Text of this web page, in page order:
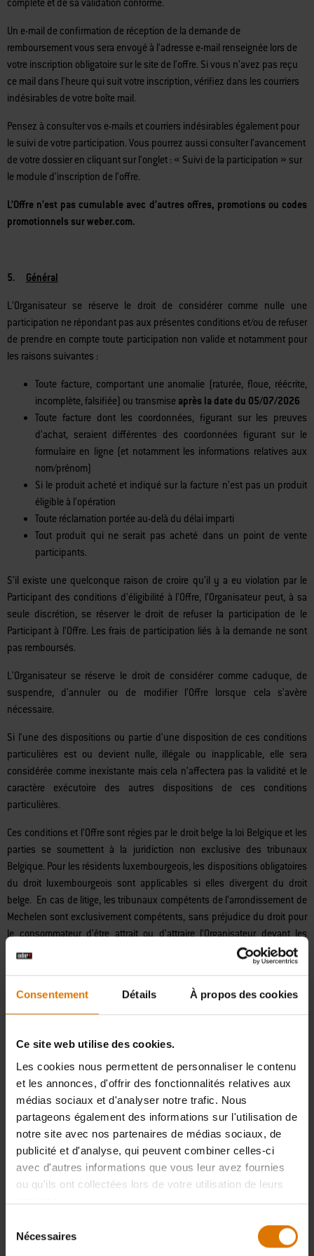
Consentement Détails À propos des cookies
Ce site web utilise des cookies.
Les cookies nous permettent de personnaliser le contenu
et les annonces, d'offrir des fonctionnalités relatives aux
médias sociaux et d'analyser notre trafic. Nous
partageons également des informations sur l'utilisation de
notre site avec nos partenaires de médias sociaux, de
publicité et d'analyse, qui peuvent combiner celles-ci
avec d'autres informations que vous leur avez fournies
ou qu'ils ont collectées lors de votre utilisation de leurs
services.
Nécessaires
délai de 3 à 4 semaines à compter de la date de votre inscription
Un e-mail de confirmation de réception de la demande de
remboursement vous sera envoyé à l’adresse e-mail renseignée lors de
votre inscription obligatoire sur le site de l’offre. Si vous n’avez pas reçu
ce mail dans l’heure qui suit votre inscription, vérifiez dans les courriers
Pensez à consulter vos e-mails et courriers indésirables également pour
le suivi de votre participation. Vous pourrez aussi consulter l’avancement
de votre dossier en cliquant sur l’onglet : « Suivi de la participation » sur
L’Offre n’est pas cumulable avec d’autres offres, promotions ou codes
L’Organisateur se réserve le droit de considérer comme nulle une
participation ne répondant pas aux présentes conditions et/ou de refuser
de prendre en compte toute participation non valide et notamment pour
Toute facture, comportant une anomalie (raturée, floue, réécrite,
incomplète, falsifiée) ou transmiseaprès la date du 05/07/2026
Toute facture dont les coordonnées, figurant sur les preuves
d’achat, seraient différentes des coordonnées figurant sur le
formulaire en ligne (et notamment les informations relatives aux
nom/prénom)
Si le produit acheté et indiqué sur la facture n’est pas un produit
éligible à l’opération
Toute réclamation portée au-delà du délai imparti
Tout produit qui ne serait pas acheté dans un point de vente
S’il existe une quelconque raison de croire qu’il y a eu violation par le
Participant des conditions d’éligibilité à l’Offre, l’Organisateur peut, à sa
seule discrétion, se réserver le droit de refuser la participation de le
Participant à l’Offre. Les frais de participation liés à la demande ne sont
L’Organisateur se réserve le droit de considérer comme caduque, de
suspendre, d’annuler ou de modifier l’Offre lorsque cela s’avère
Si l’une des dispositions ou partie d’une disposition de ces conditions
particulières est ou devient nulle, illégale ou inapplicable, elle sera
considérée comme inexistante mais cela n’affectera pas la validité et le
caractère exécutoire des autres dispositions de ces conditions
Ces conditions et l’Offre sont régies par le droit belge la loi Belgique et les
parties se soumettent à la juridiction non exclusive des tribunaux
Belgique. Pour les résidents luxembourgeois, les dispositions obligatoires
du droit luxembourgeois sont applicables si elles divergent du droit
belge. En cas de litige, les tribunaux compétents de l’arrondissement de
Mechelen sont exclusivement compétents, sans préjudice du droit pour
le consommateur d’être attrait ou d’attraire l’Organisateur devant les
Toute réclamation devra être portée à la connaissance de l’Organisateur
avant le 30 août 2026 en écrivant à :service.consommateur@take-off.fr
en précisant le numéro de l’opération (4409) dans l’objet de votre e-mail.
L’opération sera définitivement clôturée après cette date.
7.Privacy policy
L'Organisateur est le responsable du traitement des données
personnelles collectées et traitées dans le cadre de l'Offre. L'Organisateur
protection des données, telles que modifiées. Les données transférées à